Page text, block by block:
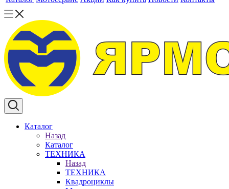
Каталог
Назад
Каталог
ТЕХНИКА
Назад
ТЕХНИКА
Квадроциклы